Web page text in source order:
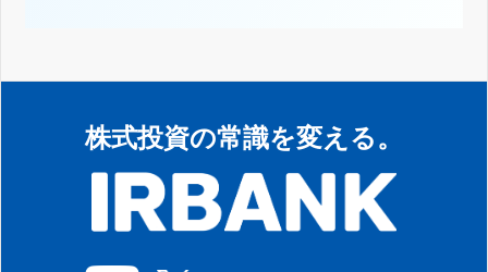
株式投資の常識を変える。